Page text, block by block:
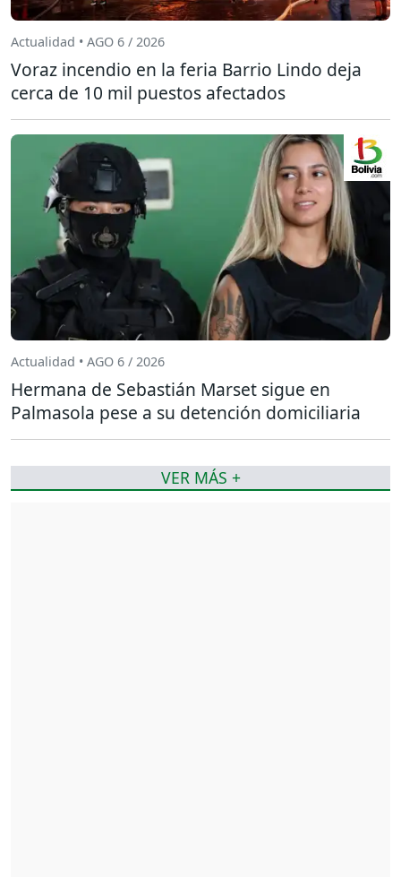
Actualidad • AGO 6 / 2026
Voraz incendio en la feria Barrio Lindo deja
cerca de 10 mil puestos afectados
Actualidad • AGO 6 / 2026
Hermana de Sebastián Marset sigue en
Palmasola pese a su detención domiciliaria
VER MÁS +